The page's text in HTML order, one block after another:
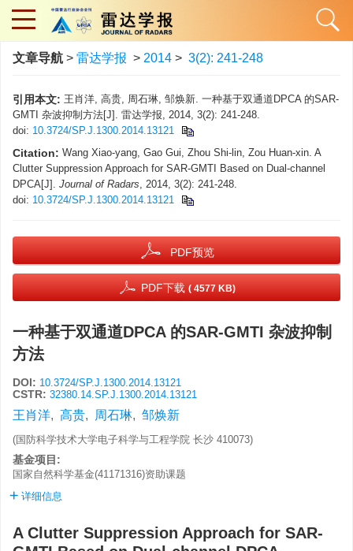
文章导航 > 雷达学报 > 2014 > 3(2): 241-248
引用本文: 王肖洋, 高贵, 周石琳, 邹焕新. 一种基于双通道DPCA 的SAR-
GMTI 杂波抑制方法[J]. 雷达学报, 2014, 3(2): 241-248.
doi: 10.3724/SP.J.1300.2014.13121
Citation: Wang Xiao-yang, Gao Gui, Zhou Shi-lin, Zou Huan-xin. A
Clutter Suppression Approach for SAR-GMTI Based on Dual-channel
DPCA[J]. Journal of Radars, 2014, 3(2): 241-248.
doi: 10.3724/SP.J.1300.2014.13121
PDF预览
PDF下载 ( 4577 KB)
一种基于双通道DPCA 的SAR-GMTI 杂波抑制
方法
DOI: 10.3724/SP.J.1300.2014.13121
CSTR: 32380.14.SP.J.1300.2014.13121
王肖洋, 高贵, 周石琳, 邹焕新
(国防科学技术大学电子科学与工程学院 长沙 410073)
基金项目:
国家自然科学基金(41171316)资助课题
详细信息
A Clutter Suppression Approach for SAR-